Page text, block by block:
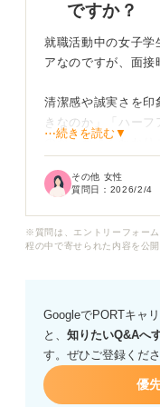
ですか？
就職活動中の女子学
アなのですが、面接
清潔感や誠実さを印
きなのか」「ハー
のか」がよくわか
しているのか悩んで
うのですが、それぞ
を与える具体的なス
します。あわせて、
だけると助かります
⋯続きを読む▼
その他 女性
質問日： 2026/2/4
※質問は、エントリーフォー
程の中で寄せられた内容を公
GoogleでPORTキャ
と、 知りたいQ&Aへ
す。ぜひご登録くださ
優